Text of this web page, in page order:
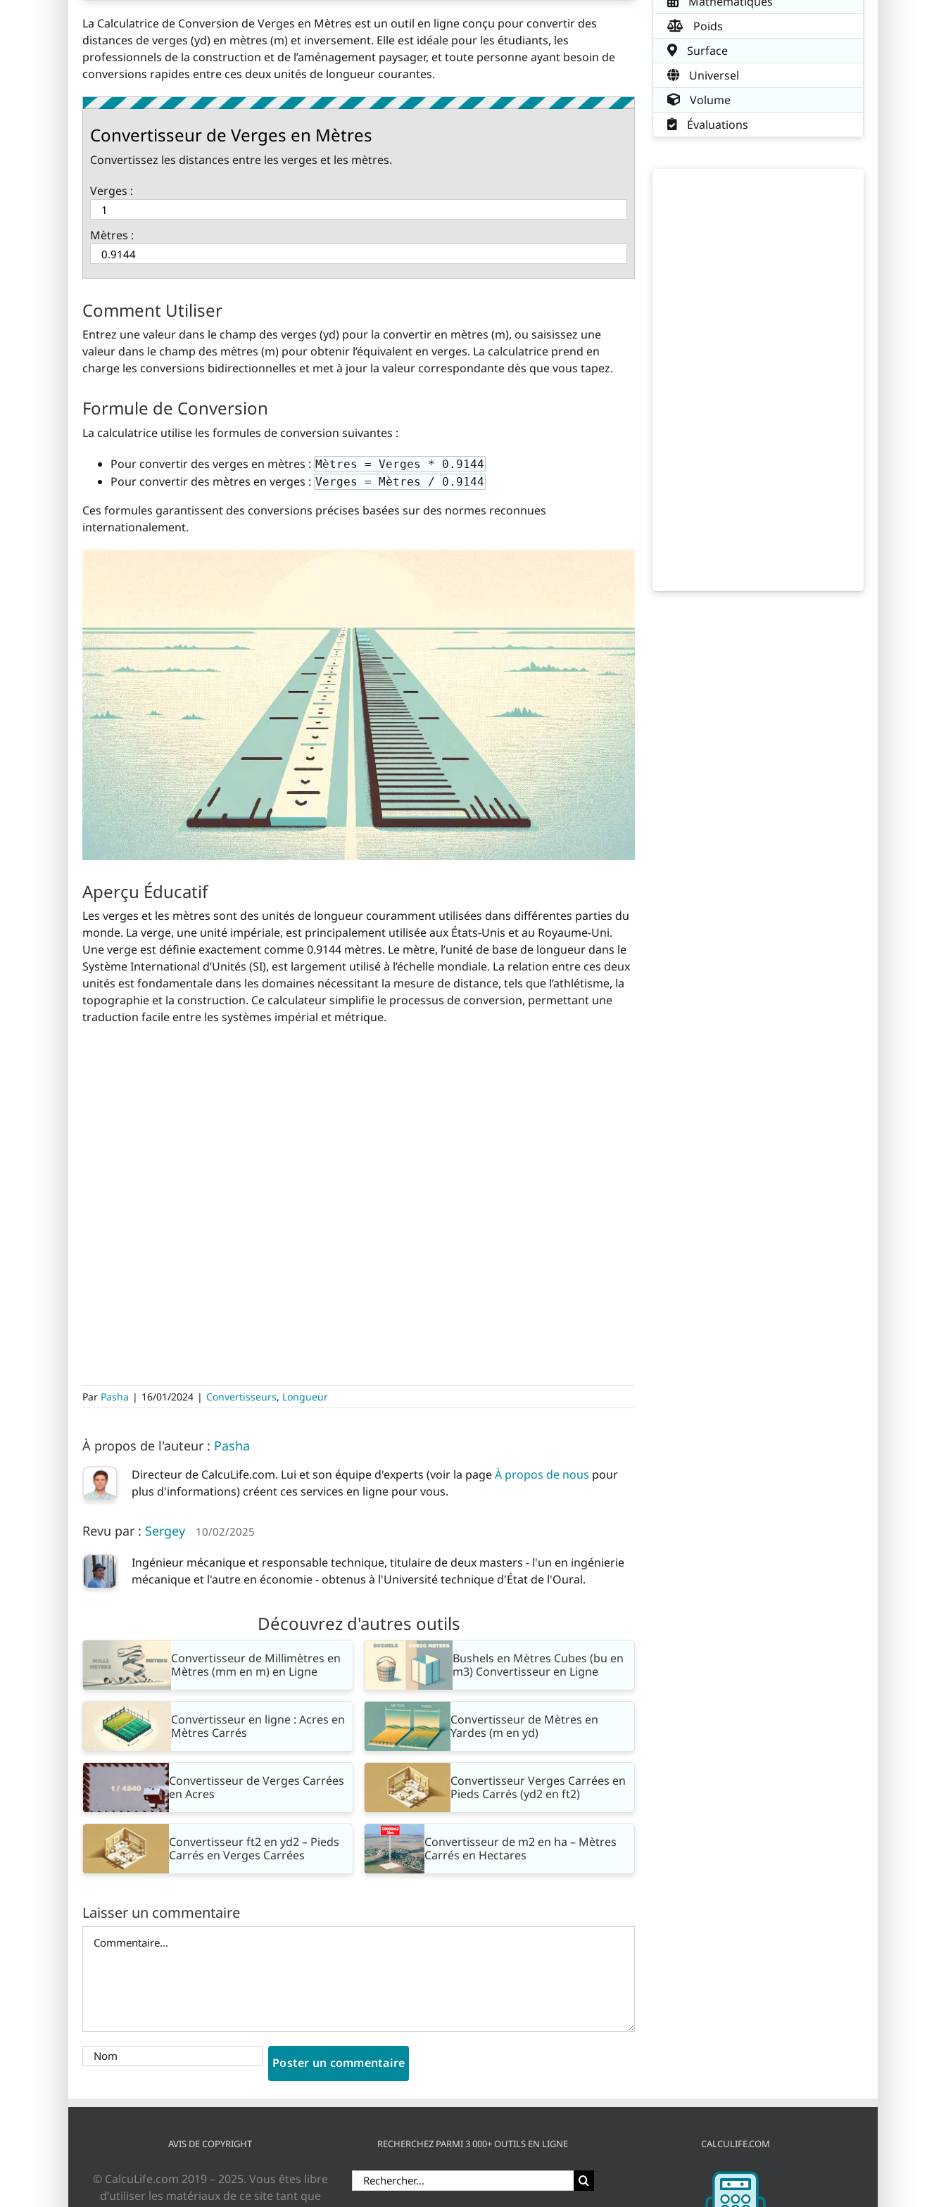
La Calculatrice de Conversion de Verges en Mètres est un outil en ligne conçu pour convertir des
distances de verges (yd) en mètres (m) et inversement. Elle est idéale pour les étudiants, les
professionnels de la construction et de l’aménagement paysager, et toute personne ayant besoin de
conversions rapides entre ces deux unités de longueur courantes.
Convertisseur de Verges en Mètres
Convertissez les distances entre les verges et les mètres.
Verges :
Mètres :
Comment Utiliser
Entrez une valeur dans le champ des verges (yd) pour la convertir en mètres (m), ou saisissez une
valeur dans le champ des mètres (m) pour obtenir l’équivalent en verges. La calculatrice prend en
charge les conversions bidirectionnelles et met à jour la valeur correspondante dès que vous tapez.
Formule de Conversion
La calculatrice utilise les formules de conversion suivantes :
Pour convertir des verges en mètres : Mètres = Verges * 0.9144
Pour convertir des mètres en verges : Verges = Mètres / 0.9144
Ces formules garantissent des conversions précises basées sur des normes reconnues
internationalement.
Aperçu Éducatif
Les verges et les mètres sont des unités de longueur couramment utilisées dans différentes parties du
monde. La verge, une unité impériale, est principalement utilisée aux États-Unis et au Royaume-Uni.
Une verge est définie exactement comme 0.9144 mètres. Le mètre, l’unité de base de longueur dans le
Système International d’Unités (SI), est largement utilisé à l’échelle mondiale. La relation entre ces deux
unités est fondamentale dans les domaines nécessitant la mesure de distance, tels que l’athlétisme, la
topographie et la construction. Ce calculateur simplifie le processus de conversion, permettant une
traduction facile entre les systèmes impérial et métrique.
Par Pasha | 16/01/2024 | Convertisseurs, Longueur
À propos de l'auteur : Pasha
Directeur de CalcuLife.com. Lui et son équipe d'experts (voir la pageÀ propos de nous pour
plus d'informations) créent ces services en ligne pour vous.
Revu par : Sergey 10/02/2025
Ingénieur mécanique et responsable technique, titulaire de deux masters - l'un en ingénierie
mécanique et l'autre en économie - obtenus à l'Université technique d'État de l'Oural.
Découvrez d'autres outils
Convertisseur de Millimètres en
Mètres (mm en m) en Ligne
Bushels en Mètres Cubes (bu en
m3) Convertisseur en Ligne
Convertisseur en ligne : Acres en
Mètres Carrés
Convertisseur de Mètres en
Yardes (m en yd)
Convertisseur de Verges Carrées
en Acres
Convertisseur Verges Carrées en
Pieds Carrés (yd2 en ft2)
Convertisseur ft2 en yd2 – Pieds
Carrés en Verges Carrées
Convertisseur de m2 en ha – Mètres
Carrés en Hectares
Laisser un commentaire
Poids
Surface
Universel
Volume
Évaluations
AVIS DE COPYRIGHT
© CalcuLife.com 2019 – 2025. Vous êtes libre
d’utiliser les matériaux de ce site tant que
RECHERCHEZ PARMI 3 000+ OUTILS EN LIGNE
Rechercher:
CALCULIFE.COM